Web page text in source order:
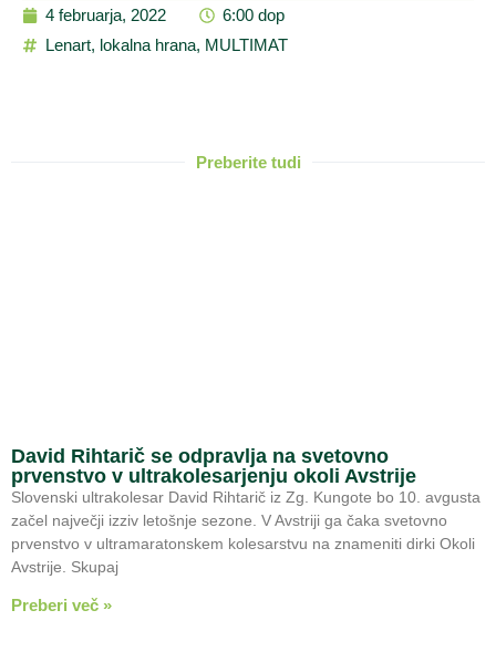
4 februarja, 2022
6:00 dop
Lenart, lokalna hrana, MULTIMAT
Preberite tudi
David Rihtarič se odpravlja na svetovno
prvenstvo v ultrakolesarjenju okoli Avstrije
Slovenski ultrakolesar David Rihtarič iz Zg. Kungote bo 10. avgusta
začel največji izziv letošnje sezone. V Avstriji ga čaka svetovno
prvenstvo v ultramaratonskem kolesarstvu na znameniti dirki Okoli
Avstrije. Skupaj
Preberi več »